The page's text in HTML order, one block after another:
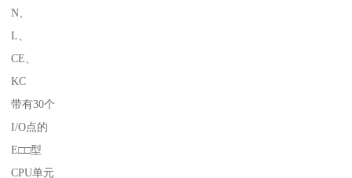
N、
L、
CE、
KC
带有30个
I/O点的
E□□型
CPU单元